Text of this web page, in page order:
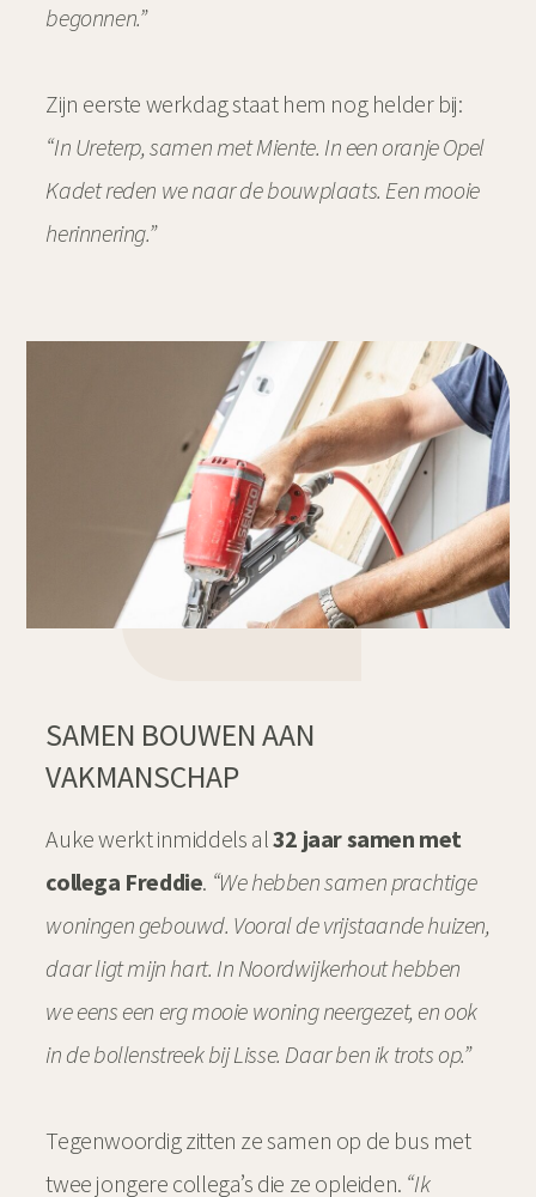
begonnen.”
Zijn eerste werkdag staat hem nog helder bij:
“In Ureterp, samen met Miente. In een oranje Opel
Kadet reden we naar de bouwplaats. Een mooie
herinnering.”
SAMEN BOUWEN AAN
VAKMANSCHAP
Auke werkt inmiddels al 32 jaar samen met
collega Freddie. “We hebben samen prachtige
woningen gebouwd. Vooral de vrijstaande huizen,
daar ligt mijn hart. In Noordwijkerhout hebben
we eens een erg mooie woning neergezet, en ook
in de bollenstreek bij Lisse. Daar ben ik trots op.”
Tegenwoordig zitten ze samen op de bus met
twee jongere collega’s die ze opleiden. “Ik